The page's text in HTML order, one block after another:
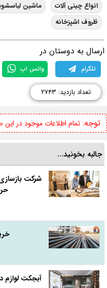
انواع چینی آلات ماشین
ظروف اشپزخانه
به دوستان در
تلگرام واتس اپ
تعداد بازدید: ۲۷۴۳
توجه:تمام اطلاعات موجود در
جالبه بخونید...
شرکت
آبجکت لوازم